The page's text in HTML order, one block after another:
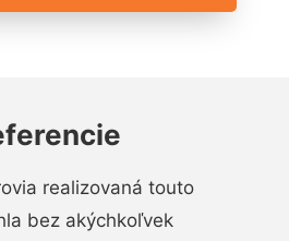
realizovaná touto
bez akýchkoľvek